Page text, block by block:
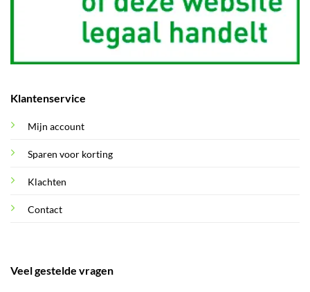
Klantenservice
Mijn account
Sparen voor korting
Klachten
Contact
Veel gestelde vragen